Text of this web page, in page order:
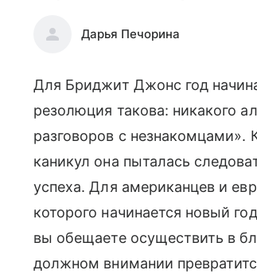
Дарья Печорина
Для Бриджит Джонс год
резолюция такова: никакого
разговоров с
каникул она пыталась
успеха. Для американцев и
которого начинается новый
вы обещаете осуществить в
должном внимании